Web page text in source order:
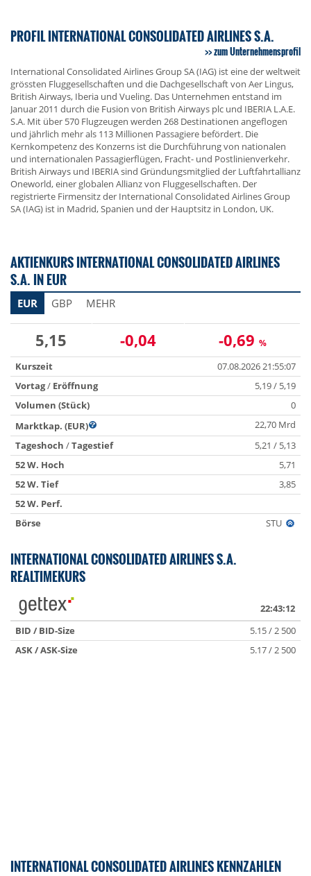
PROFIL INTERNATIONAL CONSOLIDATED AIRLINES S.A.
zum Unternehmensprofil
International Consolidated Airlines Group SA (IAG) ist eine der weltweit
grössten Fluggesellschaften und die Dachgesellschaft von Aer Lingus,
British Airways, Iberia und Vueling. Das Unternehmen entstand im
Januar 2011 durch die Fusion von British Airways plc und IBERIA L.A.E.
S.A. Mit über 570 Flugzeugen werden 268 Destinationen angeflogen
und jährlich mehr als 113 Millionen Passagiere befördert. Die
Kernkompetenz des Konzerns ist die Durchführung von nationalen
und internationalen Passagierflügen, Fracht- und Postlinienverkehr.
British Airways und IBERIA sind Gründungsmitglied der Luftfahrtallianz
Oneworld, einer globalen Allianz von Fluggesellschaften. Der
registrierte Firmensitz der International Consolidated Airlines Group
SA (IAG) ist in Madrid, Spanien und der Hauptsitz in London, UK.
AKTIENKURS INTERNATIONAL CONSOLIDATED AIRLINES
S.A. IN EUR
EUR GBP MEHR
5,15 -0,04 -0,69 %
Kurszeit
07.08.2026 21:55:07
Vortag/ Eröffnung
5,19 / 5,19
Volumen (Stück)
0
Marktkap. (EUR)
22,70 Mrd
Tageshoch /Tagestief
5,21 / 5,13
52 W. Hoch
5,71
52 W. Tief
3,85
52 W. Perf.
Börse
STU
INTERNATIONAL CONSOLIDATED AIRLINES S.A.
REALTIMEKURS
22:43:12
BID / BID-Size
5.15 / 2 500
ASK / ASK-Size
5.17 / 2 500
INTERNATIONAL CONSOLIDATED AIRLINES KENNZAHLEN